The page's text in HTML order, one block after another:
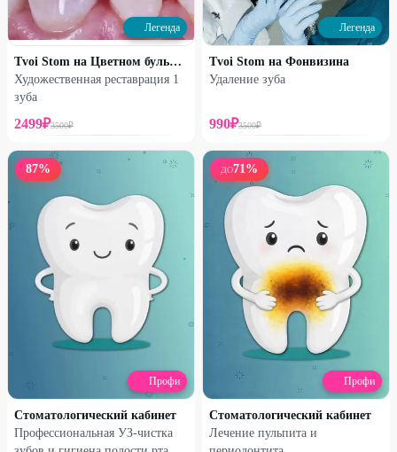
Легенда
Tvoi Stom на Цветном бульваре
Художественная реставрация 1
зуба
2499₽3500₽
Легенда
Tvoi Stom на Фонвизина
Удаление зуба
990₽3500₽
87%
Профи
Стоматологический кабинет
Профессиональная УЗ-чистка
ДО71%
Профи
Стоматологический кабинет
Лечение пульпита и